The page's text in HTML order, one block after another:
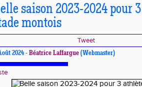
saison 2023-2024 pour
montois
Tweet
2024 - Béatrice Laffargue (Webmaster)